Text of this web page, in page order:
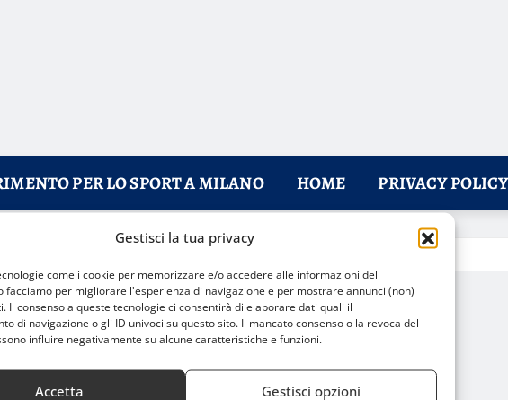
Gestisci la tua privacy
come i cookie per memorizzare e/o accedere alle informazioni del
facciamo per migliorare l'esperienza di navigazione e per mostrare annunci (non)
Il consenso a queste tecnologie ci consentirà di elaborare dati quali il
di navigazione o gli ID univoci su questo sito. Il mancato consenso o la revoca del
influire negativamente su alcune caratteristiche e funzioni.
Accetta Gestisci opzioni
PER LO SPORT A MILANO HOME PRIVACY POLICY
del 25% sui biglietti fino al 3 settembre